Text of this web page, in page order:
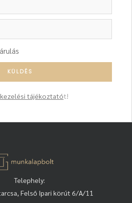
tájékoztatót!
Telephely:
Felső Ipari körút 6/A/11